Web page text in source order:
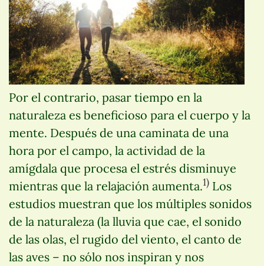
Por el contrario, pasar tiempo en la
naturaleza es beneficioso para el cuerpo y la
mente. Después de una caminata de una
hora por el campo, la actividad de la
amígdala que procesa el estrés disminuye
mientras que la relajación aumenta.1) Los
estudios muestran que los múltiples sonidos
de la naturaleza (la lluvia que cae, el sonido
de las olas, el rugido del viento, el canto de
las aves – no sólo nos inspiran y nos